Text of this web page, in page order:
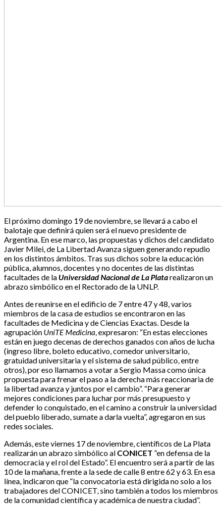
El próximo domingo 19 de noviembre, se llevará a cabo el
balotaje que definirá quien será el nuevo presidente de
Argentina. En ese marco, las propuestas y dichos del candidato
Javier Milei, de La Libertad Avanza siguen generando repudio
en los distintos ámbitos. Tras sus dichos sobre la educación
pública, alumnos, docentes y no docentes de las distintas
facultades de la Universidad Nacional de La Platarealizaron un
abrazo simbólico en el Rectorado de la UNLP.
Antes de reunirse en el edificio de 7 entre 47 y 48, varios
miembros de la casa de estudios se encontraron en las
facultades de Medicina y de Ciencias Exactas. Desde la
agrupación UniTE Medicina , expresaron: “En estas elecciones
están en juego decenas de derechos ganados con años de lucha
(ingreso libre, boleto educativo, comedor universitario,
gratuidad universitaria y el sistema de salud público, entre
otros), por eso llamamos a votar a Sergio Massa como única
propuesta para frenar el paso a la derecha más reaccionaria de
la libertad avanza y juntos por el cambio”. “Para generar
mejores condiciones para luchar por más presupuesto y
defender lo conquistado, en el camino a construir la universidad
del pueblo liberado, sumate a darla vuelta”, agregaron en sus
redes sociales.
Además, este viernes 17 de noviembre, científicos de La Plata
realizarán un abrazo simbólico al CONICET “en defensa de la
democracia y el rol del Estado”. El encuentro será a partir de las
10 de la mañana, frente a la sede de calle 8 entre 62 y 63. En esa
línea, indicaron que “la convocatoria está dirigida no solo a los
trabajadores del CONICET, sino también a todos los miembros
de la comunidad científica y académica de nuestra ciudad”.